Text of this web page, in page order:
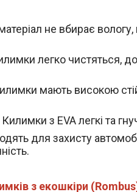
не вбирає
легко чистяться,
мають високою
Килимки з EVA легкі та
для захисту
з екошкіри